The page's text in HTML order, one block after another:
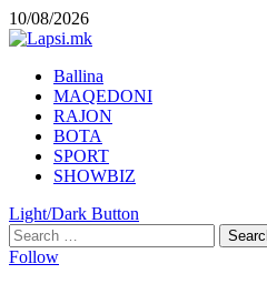
Skip
to
10/08/2026
Primary
Menu
Ballina
MAQEDONI
RAJON
BOTA
SPORT
SHOWBIZ
Light/Dark Button
Search
for:
Follow